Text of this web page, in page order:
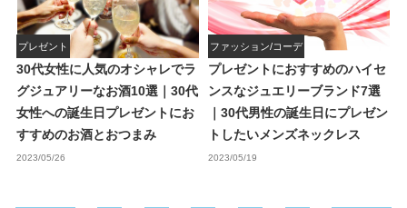
プレゼント
30代女性に人気のオシャレでラ
グジュアリーなお酒10選｜30代
女性への誕生日プレゼントにお
すすめのお酒とおつまみ
2023/05/26
ファッション/コーデ
プレゼントにおすすめのハイセ
ンスなジュエリーブランド7選
｜30代男性の誕生日にプレゼン
トしたいメンズネックレス
2023/05/19